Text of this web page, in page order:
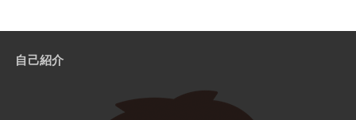
自己紹介